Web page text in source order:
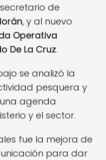
de
, y al nuevo
Operativa
De La Cruz.
se analizó la
pesquera y
agenda
y el sector.
fue la mejora de
para dar